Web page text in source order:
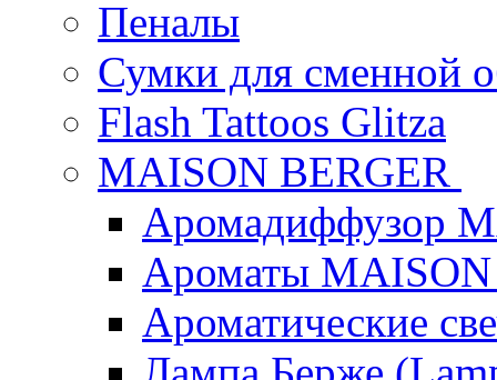
Пеналы
Сумки для сменной
Flash Tattoos Glitza
MAISON BERGER
Аромадиффузор
Ароматы
Ароматические